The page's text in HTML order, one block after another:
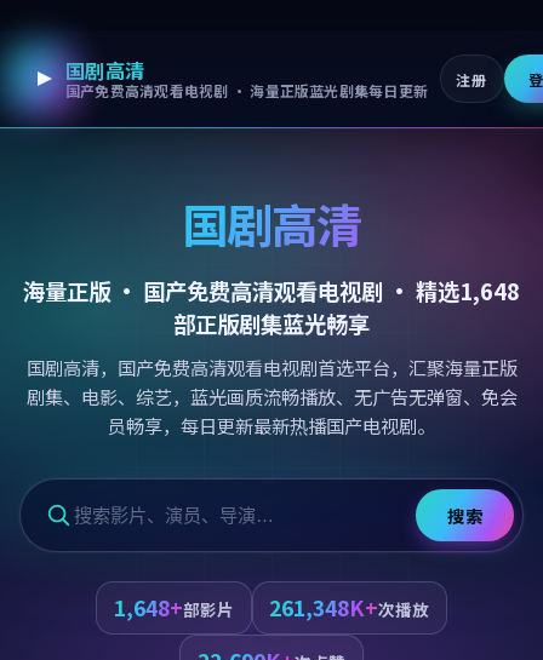
跳过导航，进入正文
国剧高清
国产免费高清观看电视剧 · 海量正版蓝光剧集每日更新
注册
国剧高清
海量正版 · 国产免费高清观看电视剧 · 精选1,648
部正版剧集蓝光畅享
国剧高清，国产免费高清观看电视剧首选平台，汇聚海量正版
剧集、电影、综艺，蓝光画质流畅播放、无广告无弹窗、免会
员畅享，每日更新最新热播国产电视剧。
搜索
1,648+部影片 261,348K+次播放